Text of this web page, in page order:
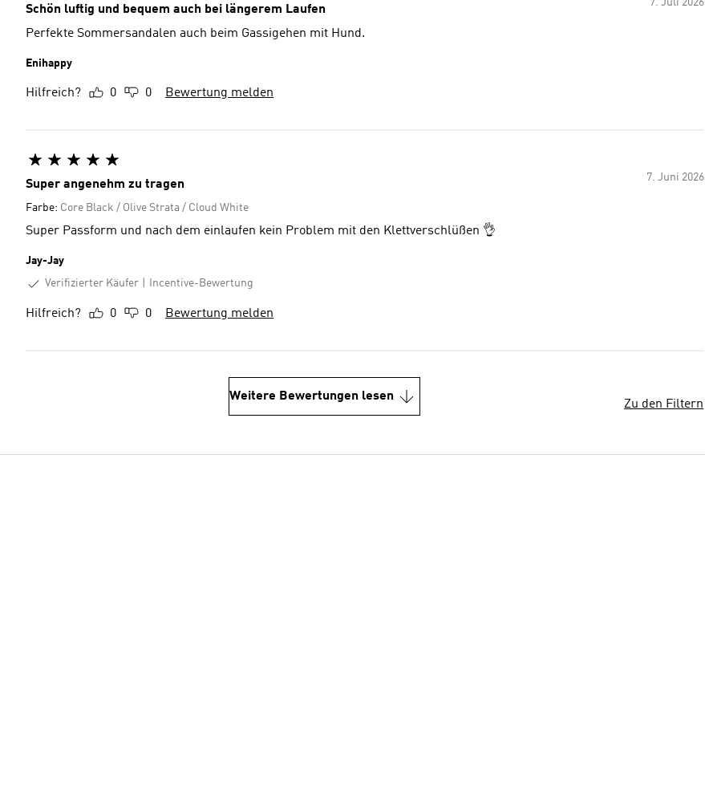
7. Juli 2026
Schön luftig und bequem auch bei längerem Laufen
Perfekte Sommersandalen auch beim Gassigehen mit Hund.
Enihappy
Hilfreich? 0 0 Bewertung melden
7. Juni 2026
Super angenehm zu tragen
Farbe: Core Black / Olive Strata / Cloud White
Super Passform und nach dem einlaufen kein Problem mit den Klettverschlüßen 👌
Jay-Jay
Verifizierter Käufer
Incentive-Bewertung
Hilfreich? 0 0 Bewertung melden
Weitere Bewertungen lesen
Zu den Filtern